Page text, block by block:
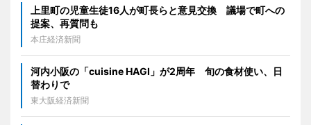
上里町の児童生徒16人が町長らと意見交換 議場で町への
提案、再質問も
本庄経済新聞
河内小阪の「cuisine HAGI」が2周年 旬の食材使い、日
替わりで
東大阪経済新聞